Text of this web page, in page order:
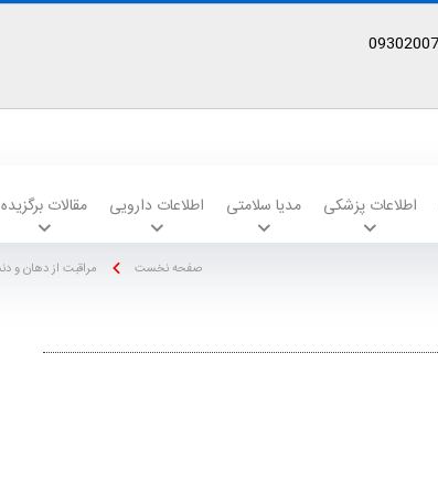
اطلاعات پزشکی مدیا سلامتی اطلاعات دارویی مقالات برگزیده
صفحه نخست مراقبت از دهان و